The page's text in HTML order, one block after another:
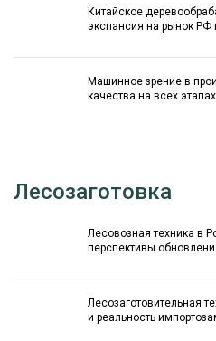
Китайское
экспансия на рынок РФ
Машинное зрение в
качества на всех этапах
Лесозаготовка
Лесовозная техника в
перспективы
Лесозаготовительная
и реальность